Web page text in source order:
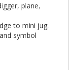
plane,
to mini jug.
symbol